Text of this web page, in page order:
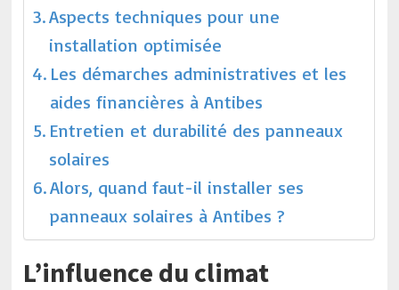
Aspects techniques pour une
installation optimisée
Les démarches administratives et les
aides financières à Antibes
Entretien et durabilité des panneaux
solaires
Alors, quand faut-il installer ses
panneaux solaires à Antibes ?
L’influence du climat